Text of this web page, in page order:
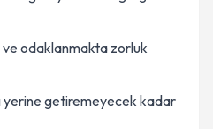
odaklanmakta zorluk
yerine getiremeyecek kadar